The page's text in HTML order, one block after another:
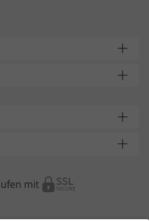
mit